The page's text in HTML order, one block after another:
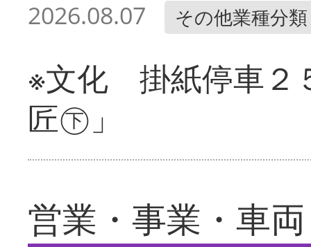
2026.08.07 その他業種分類
※文化 掛紙停車２
匠㊦」
営業・事業・車両